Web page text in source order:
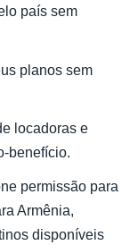
país sem
planos sem
locadoras e
benefício.
permissão para
Armênia,
disponíveis